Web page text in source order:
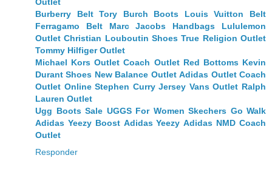
Burberry Belt Tory Burch Boots
Louis Vuitton Belt
Ferragamo Belt
Marc Jacobs Handbags
Lululemon
Outlet Christian Louboutin Shoes True Religion Outlet
Tommy Hilfiger Outlet
Michael Kors Outlet Coach Outlet Red Bottoms Kevin
Durant Shoes New Balance Outlet Adidas Outlet Coach
Outlet Online Stephen Curry Jersey Vans Outlet Ralph
Lauren Outlet
Ugg Boots Sale UGGS For Women Skechers Go Walk
Adidas Yeezy Boost Adidas Yeezy Adidas NMD Coach
Outlet
Responder